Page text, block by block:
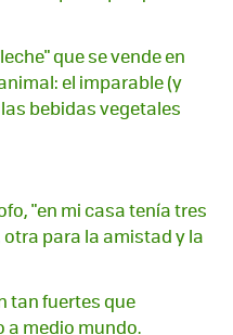
que se vende en
el imparable (y
bebidas vegetales
"en mi casa tenía tres
para la amistad y la
tan fuertes que
a medio mundo.